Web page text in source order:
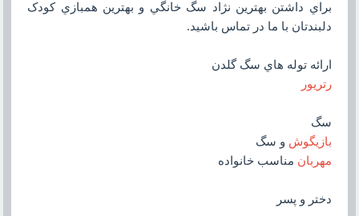
براي داشتن بهترين نژاد سگ خانگي و بهترين همبازي کودک
دلبندتان با ما در تماس باشيد.
ارائه توله هاي سگ گلدن
رتريور
سگ
بازيگوش و سگ
مهربان مناسب خانواده
دختر و پسر